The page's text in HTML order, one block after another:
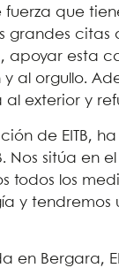
fuerza que
grandes
apoyar esta
al orgullo.
exterior y
de EITB,
Nos sitúa en
todos los
y tendremos
en Bergara,